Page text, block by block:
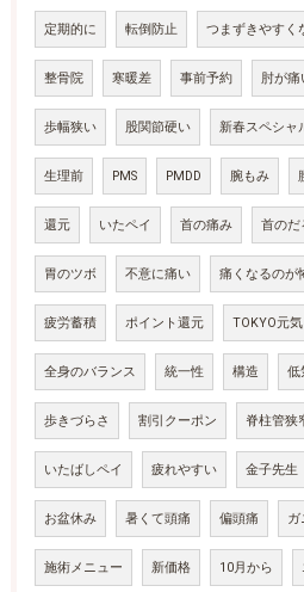
定期的に 転倒防止 つまずきやすく
整骨院 寒暖差 事前予約 肘が痛
歩幅狭い 股関節硬い 新春スペシャ
生理前 PMS PMDD 腕もみ
還元 いたペイ 首の痛み 首のだ
胃のツボ 不意に痛い 痛くなるのが
疲労蓄積 ポイント還元 TOKYO元
全身のバランス 統一性 構造 低
歩きづらさ 割引クーポン 脊柱管狭
いたばしペイ 疲れやすい 金子先生
お盆休み 暑くて頭痛 偏頭痛 ガ
施術メニュー 新価格 10月から